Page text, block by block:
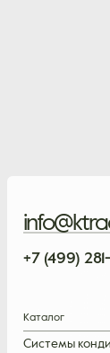
+7 (499)
Каталог
Системы